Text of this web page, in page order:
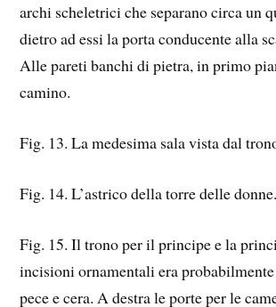
archi scheletrici che separano circa un
dietro ad essi la porta conducente alla
Alle pareti banchi di pietra, in primo
camino.
Fig. 13. La medesima sala vista dal
Fig. 14. L’astrico della torre delle donne.
Fig. 15. Il trono per il principe e la
incisioni ornamentali era
pece e cera. A destra le porte per le